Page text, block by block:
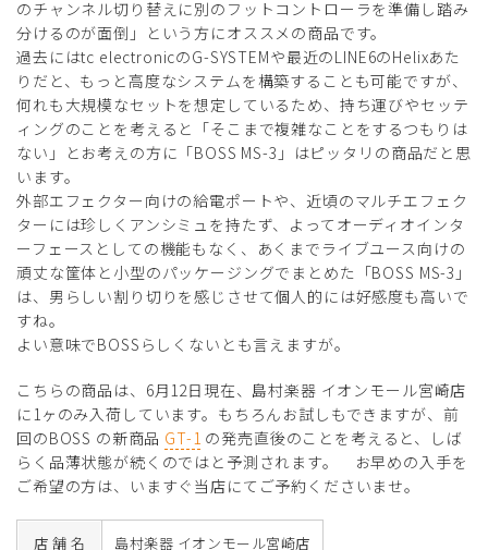
のチャンネル切り替えに別のフットコントローラを準備し踏み
分けるのが面倒」という方にオススメの商品です。
過去にはtc electronicのG-SYSTEMや最近のLINE6のHelixあた
りだと、もっと高度なシステムを構築することも可能ですが、
何れも大規模なセットを想定しているため、持ち運びやセッテ
ィングのことを考えると「そこまで複雑なことをするつもりは
ない」とお考えの方に「BOSS MS-3」はピッタリの商品だと思
います。
外部エフェクター向けの給電ポートや、近頃のマルチエフェク
ターには珍しくアンシミュを持たず、よってオーディオインタ
ーフェースとしての機能もなく、あくまでライブユース向けの
頑丈な筐体と小型のパッケージングでまとめた「BOSS MS-3」
は、男らしい割り切りを感じさせて個人的には好感度も高いで
すね。
よい意味でBOSSらしくないとも言えますが。
こちらの商品は、6月12日現在、島村楽器 イオンモール宮崎店
に1ヶのみ入荷しています。もちろんお試しもできますが、前
回のBOSS の新商品 GT-1 の発売直後のことを考えると、しば
らく品薄状態が続くのではと予測されます。 お早めの入手を
ご希望の方は、いますぐ当店にてご予約くださいませ。
店 舗 名 島村楽器 イオンモール宮崎店